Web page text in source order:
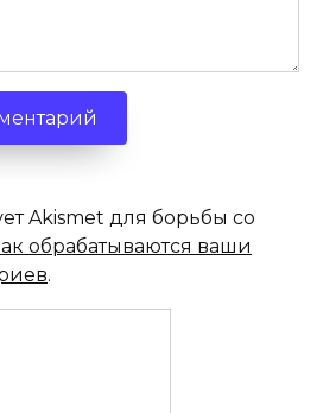
Akismet для борьбы со
обрабатываются ваши
.